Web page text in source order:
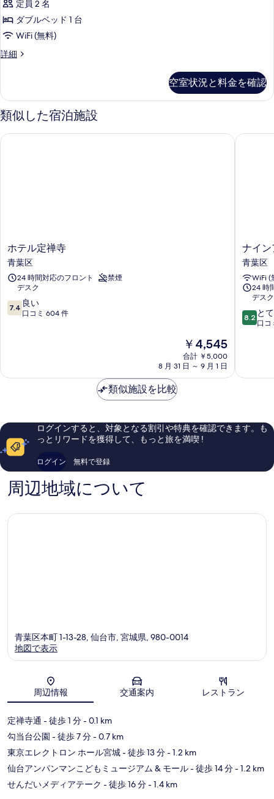
定員 2 名
ダブルベッド 1 台
WiFi (無料)
詳細
ダ
ー
ム
禁
の
空室状況と料金を確認
類似した宿泊施設
ホ
テ
ル
定
寺
青
ホテル定禅寺
青葉区
24 時間対応のフロント
デスク
禁煙
10
段
口
件
の
口
ミ
7.4 良い
口コミ 604 件
現
在
の
￥4,545
合計 ￥5,000
8 月 31 日 ～ 9 月 1 日
ホテル定禅寺
ナ
イ
ン
ア
ワ
ズ
仙
ナイン
青葉区
WiFi (
24 時
デスク
10
段
て
口
コ
8.2 と
口コ
ナイン
類似施設を比較
ログインすると、対象となる割引や特典を確認できます。も
っとリワードを獲得して、もっと旅を満喫 !
ログイン 無料で登録
周辺地域について
地図
青葉区本町 1-13-28, 仙台市, 宮城県, 980-0014
地図で表示
周辺情報 交通案内 レストラン
定禅寺通 - 徒歩 1 分- 0.1 km
勾当台公園 - 徒歩 7 分- 0.7 km
東京エレクトロン ホール宮城- 徒歩 13 分- 1.2 km
仙台アンパンマンこどもミュージアム & モール- 徒歩 14 分- 1.2 km
せんだいメディアテーク - 徒歩 16 分- 1.4 km